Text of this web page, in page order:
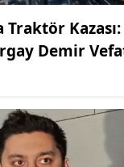
Kazası:
Demir